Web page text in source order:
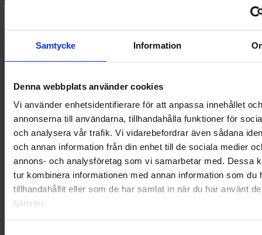
Samtycke Information
Denna webbplats använder cookies
Vi använder enhetsidentifierare för att anpassa innehållet och
annonserna till användarna, tillhandahålla funktioner för
och analysera vår trafik. Vi vidarebefordrar även sådana
och annan information från din enhet till de sociala medier
annons- och analysföretag som vi samarbetar med. Dessa
tur kombinera informationen med annan information som du
tillhandahållit eller som de har samlat in när du har använt
tjänster.
OHLSSONS REGION MITT
OHLSSONS REGION SYD
OHLSSONS REGION VÄST
OHLSSONSKOLLEGOR
RENHÅLLNING
SAMARBETEN